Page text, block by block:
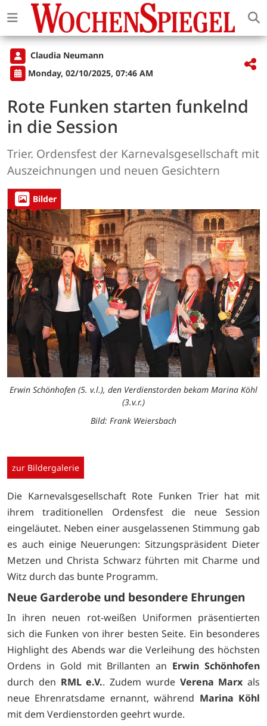
Claudia Neumann
Monday, 02/10/2025, 07:46 AM
Rote Funken starten funkelnd
in die Session
Trier. Ordensfest der Karnevalsgesellschaft mit
Auszeichnungen und neuen Gesichtern
Bilder
Erwin Schönhofen (5. v.l.), den Verdienstorden bekam Marina Köhl
(3.v.r.)
Bild: Frank Weiersbach
zur Bildergalerie
Die Karnevalsgesellschaft Rote Funken Trier hat mit
ihrem traditionellen Ordensfest die neue Session
eingeläutet. Neben einer ausgelassenen Stimmung gab
es auch einige Neuerungen: Sitzungspräsident Dieter
Metzen und Christa Schwarz führten mit Charme und
Witz durch das bunte Programm.
Neue Garderobe und besondere Ehrungen
In ihren neuen rot-weißen Uniformen präsentierten
sich die Funken von ihrer besten Seite. Ein besonderes
Highlight des Abends war die Verleihung des höchsten
Ordens in Gold mit Brillanten an Erwin Schönhofen
durch den RML e.V.. Zudem wurde Verena Marx als
neue Ehrenratsdame ernannt, während Marina Köhl
mit dem Verdienstorden geehrt wurde.